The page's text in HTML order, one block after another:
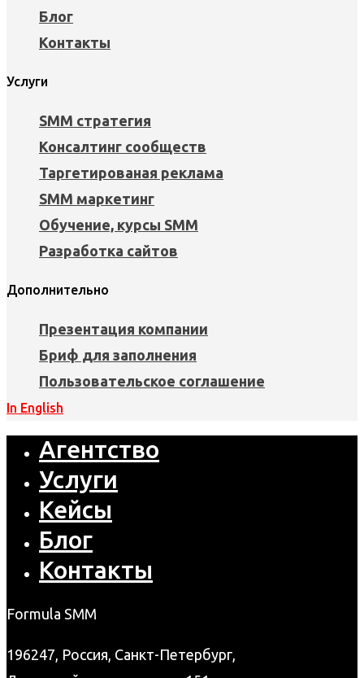
Блог
Контакты
Услуги
SMM стратегия
Консалтинг сообществ
Таргетированая реклама
SMM маркетинг
Обучение, курсы SMM
Разработка сайтов
Дополнительно
Презентация компании
Бриф для заполнения
Пользовательское соглашение
In English
Агентство
Услуги
Кейсы
Блог
Контакты
Formula SMM
196247, Россия, Санкт-Петербург,